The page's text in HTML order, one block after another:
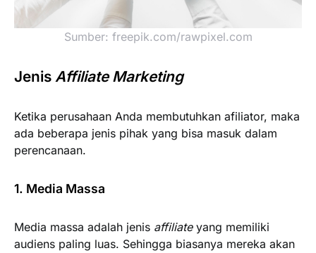
Sumber: freepik.com/rawpixel.com
Jenis Affiliate Marketing
Ketika perusahaan Anda membutuhkan afiliator, maka
ada beberapa jenis pihak yang bisa masuk dalam
perencanaan.
1. Media Massa
Media massa adalah jenis affiliateyang memiliki
audiens paling luas. Sehingga biasanya mereka akan